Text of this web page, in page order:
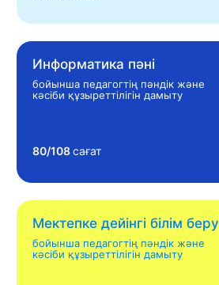
Информатика пәні
бойынша педагогтің пәндік және
кәсіби құзыреттілігін дамыту
80/108сағат
Мектепке дейінгі білім беру
бойынша педагогтің пәндік және
кәсіби құзыреттілігін дамыту